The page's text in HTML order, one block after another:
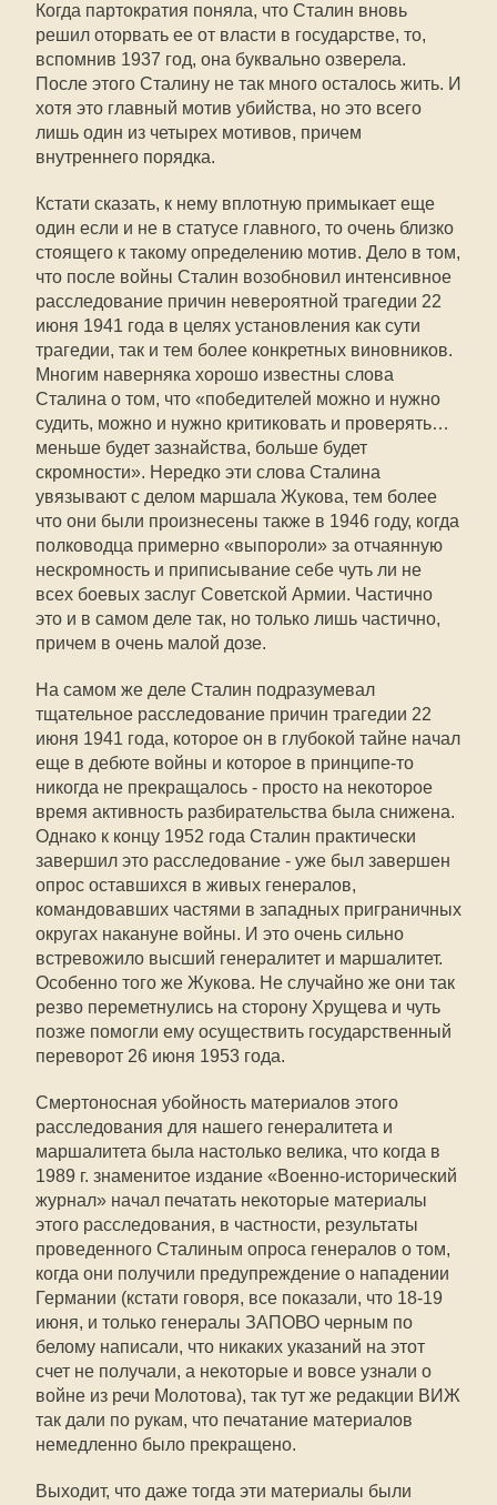
Когда партократия поняла, что Сталин вновь
решил оторвать ее от власти в государстве, то,
вспомнив 1937 год, она буквально озверела.
После этого Сталину не так много осталось жить. И
хотя это главный мотив убийства, но это всего
лишь один из четырех мотивов, причем
внутреннего порядка.
Кстати сказать, к нему вплотную примыкает еще
один если и не в статусе главного, то очень близко
стоящего к такому определению мотив. Дело в том,
что после войны Сталин возобновил интенсивное
расследование причин невероятной трагедии 22
июня 1941 года в целях установления как сути
трагедии, так и тем более конкретных виновников.
Многим наверняка хорошо известны слова
Сталина о том, что «победителей можно и нужно
судить, можно и нужно критиковать и проверять…
меньше будет зазнайства, больше будет
скромности». Нередко эти слова Сталина
увязывают с делом маршала Жукова, тем более
что они были произнесены также в 1946 году, когда
полководца примерно «выпороли» за отчаянную
нескромность и приписывание себе чуть ли не
всех боевых заслуг Советской Армии. Частично
это и в самом деле так, но только лишь частично,
причем в очень малой дозе.
На самом же деле Сталин подразумевал
тщательное расследование причин трагедии 22
июня 1941 года, которое он в глубокой тайне начал
еще в дебюте войны и которое в принципе-то
никогда не прекращалось - просто на некоторое
время активность разбирательства была снижена.
Однако к концу 1952 года Сталин практически
завершил это расследование - уже был завершен
опрос оставшихся в живых генералов,
командовавших частями в западных приграничных
округах накануне войны. И это очень сильно
встревожило высший генералитет и маршалитет.
Особенно того же Жукова. Не случайно же они так
резво переметнулись на сторону Хрущева и чуть
позже помогли ему осуществить государственный
переворот 26 июня 1953 года.
Смертоносная убойность материалов этого
расследования для нашего генералитета и
маршалитета была настолько велика, что когда в
1989 г. знаменитое издание «Военно-исторический
журнал» начал печатать некоторые материалы
этого расследования, в частности, результаты
проведенного Сталиным опроса генералов о том,
когда они получили предупреждение о нападении
Германии (кстати говоря, все показали, что 18-19
июня, и только генералы ЗАПОВО черным по
белому написали, что никаких указаний на этот
счет не получали, а некоторые и вовсе узнали о
войне из речи Молотова), так тут же редакции ВИЖ
так дали по рукам, что печатание материалов
немедленно было прекращено.
Выходит, что даже тогда эти материалы были